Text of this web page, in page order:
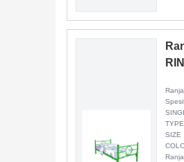
SIZE